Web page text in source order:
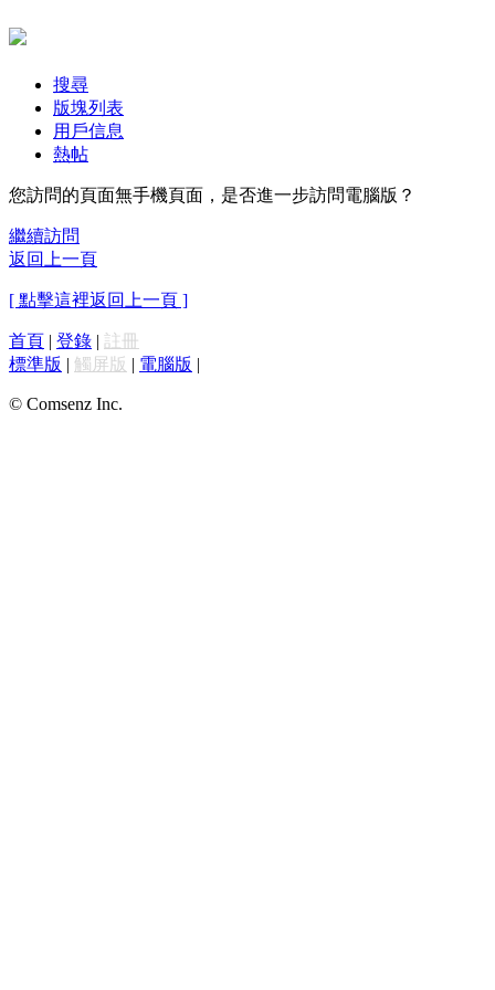
搜尋
版塊列表
用戶信息
熱帖
您訪問的頁面無手機頁面，是否進一步訪問電腦版？
繼續訪問
返回上一頁
[ 點擊這裡返回上一頁 ]
首頁 | 登錄 | 註冊
標準版 | 觸屏版 | 電腦版 |
© Comsenz Inc.